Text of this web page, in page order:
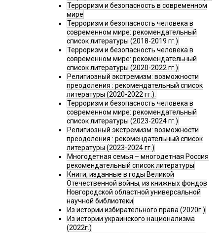
Терроризм и безопасность в современном
мире
Терроризм и безопасность человека в
современном мире: рекомендательный
список литературы (2018-2019 гг.)
Терроризм и безопасность человека в
современном мире: рекомендательный
список литературы (2020-2022 гг.)
Религиозный экстремизм: возможности
преодоления : рекомендательный список
литературы (2020-2022 гг.).
Терроризм и безопасность человека в
современном мире: рекомендательный
список литературы (2023-2024 гг.)
Религиозный экстремизм: возможности
преодоления : рекомендательный список
литературы (2023-2024 гг.)
Многодетная семья – многодетная Россия
рекомендательный список литературы
Книги, изданные в годы Великой
Отечественной войны, из книжных фондов
Новгородской областной универсальной
научной библиотеки
Из истории избирательного права (2020г.)
Из истории украинского национализма
(2022г.)